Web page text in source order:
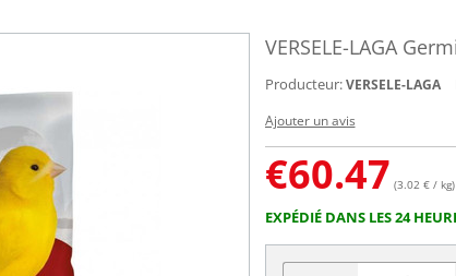
VERSELE-LAGA
Producteur: VERSELE-LAGA
Ajouter un avis
€60.47 (3.02 € / kg)
EXPÉDIÉ DANS LES 24